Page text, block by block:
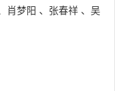
肖梦阳 、 张春祥 、 吴